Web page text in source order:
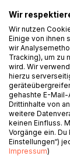
Wir
Wir nutzen
Einige von ihnen
wir
Tracking), um zu
wird. Wir
hierzu
gehashte E-
Drittinhalte von
weitere
keinen Einfluss.
Vorgänge ein. Du
Einstellungen“)
Impressum)